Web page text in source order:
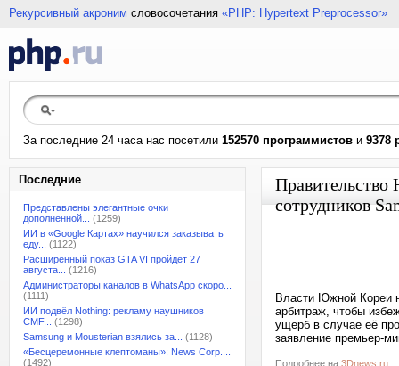
Рекурсивный акроним словосочетания «PHP: Hypertext Preprocessor»
За последние 24 часа нас посетили 152570 программистов и 9378
Последние
Представлены элегантные очки
дополненной...
(1259)
ИИ в «Google Картах» научился заказывать
еду...
(1122)
Расширенный показ GTA VI пройдёт 27
августа...
(1216)
Администраторы каналов в WhatsApp скоро...
(1111)
ИИ подвёл Nothing: рекламу наушников
CMF...
(1298)
Samsung и Mousterian взялись за...
(1128)
«Бесцеремонные клептоманы»: News Corp....
(1492)
Правительство
сотрудников
Власти Южной Кореи
арбитраж, чтобы
ущерб в случае её
заявление премьер-
Подробнее на 3Dnews.ru